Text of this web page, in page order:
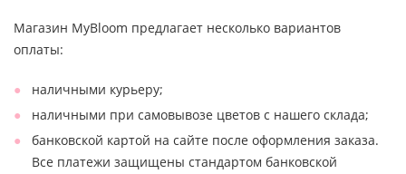
Магазин MyBloom предлагает несколько вариантов
оплаты:
наличными курьеру;
наличными при самовывозе цветов с нашего склада;
банковской картой на сайте после оформления заказа.
Все платежи защищены стандартом банковской